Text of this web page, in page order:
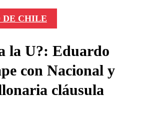
DE CHILE
la U?: Eduardo
con Nacional y
cláusula